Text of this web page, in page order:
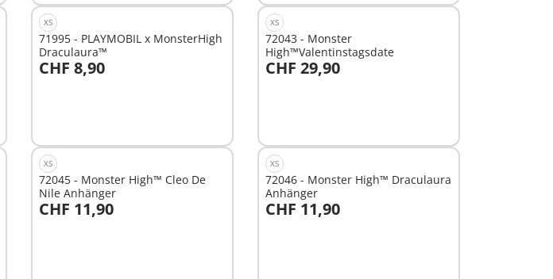
XS
71995 - PLAYMOBIL x MonsterHigh
Draculaura™
CHF 8,90
In den Warenkorb
XS
72043 - Monster
High™Valentinstagsdate
CHF 29,90
In den Warenkorb
XS
72045 - Monster High™ Cleo De
Nile Anhänger
CHF 11,90
In den Warenkorb
XS
72046 - Monster High™ Draculaura
Anhänger
CHF 11,90
In den Warenkorb